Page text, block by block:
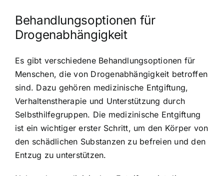
Behandlungsoptionen für
Drogenabhängigkeit
Es gibt verschiedene Behandlungsoptionen für
Menschen, die von Drogenabhängigkeit betroffen
sind. Dazu gehören medizinische Entgiftung,
Verhaltenstherapie und Unterstützung durch
Selbsthilfegruppen. Die medizinische Entgiftung
ist ein wichtiger erster Schritt, um den Körper von
den schädlichen Substanzen zu befreien und den
Entzug zu unterstützen.